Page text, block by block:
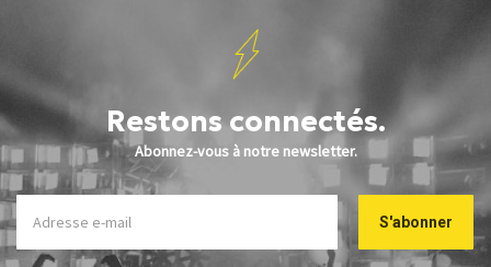
Restons connectés.
Abonnez-vous à notre newsletter.